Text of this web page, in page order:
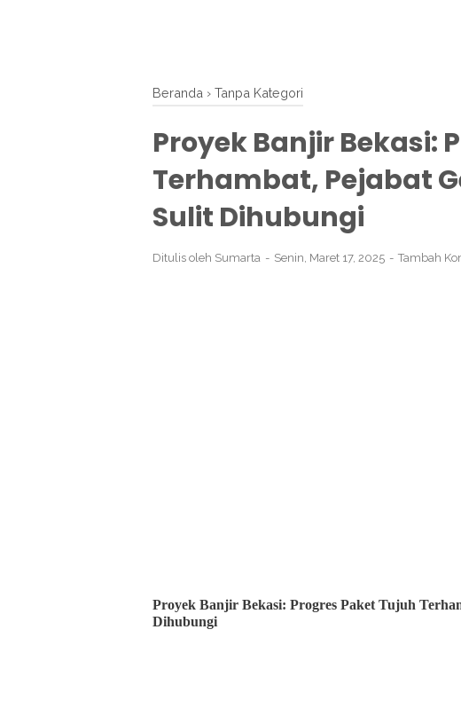
Beranda › Tanpa Kategori
Proyek Banjir Bekasi:
Terhambat, Pejabat
Sulit Dihubungi
Ditulis oleh Sumarta Senin, Maret 17, 2025 Tambah
Proyek Banjir Bekasi: Progres Paket Tujuh
Dihubungi